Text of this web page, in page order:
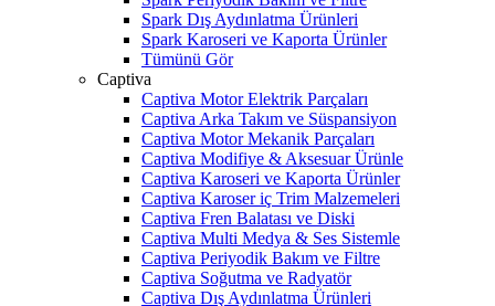
Spark Dış Aydınlatma Ürünleri
Spark Karoseri ve Kaporta Ürünler
Tümünü Gör
Captiva
Captiva Motor Elektrik Parçaları
Captiva Arka Takım ve Süspansiyon
Captiva Motor Mekanik Parçaları
Captiva Modifiye & Aksesuar Ürünle
Captiva Karoseri ve Kaporta Ürünler
Captiva Karoser iç Trim Malzemeleri
Captiva Fren Balatası ve Diski
Captiva Multi Medya & Ses Sistemle
Captiva Periyodik Bakım ve Filtre
Captiva Soğutma ve Radyatör
Captiva Dış Aydınlatma Ürünleri